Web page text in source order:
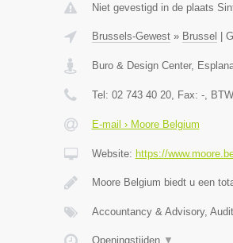
Niet gevestigd in de plaats
Brussels-Gewest» Brussel
Buro & Design Center,
Tel: 02 743 40 20, Fax: -,
E-mail › Moore Belgium
Website: https://
Moore Belgium biedt u een
Accountancy & Advisory,
Openingstijden ▼